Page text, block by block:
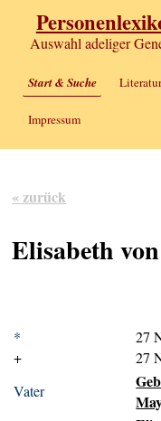
Auswahl adeliger
Start & Suche Literatur
Impressum
« zurück
Elisabeth
*
27
+
27
Vater